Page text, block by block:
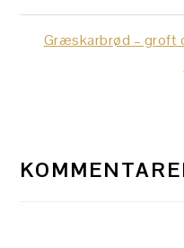
Next
Græskarbrød – groft